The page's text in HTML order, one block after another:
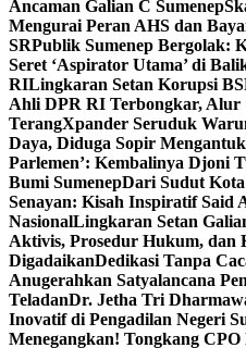
Ancaman Galian C Sumenep
Mengurai Peran AHS dan
SRPublik Sumenep Bergolak:
Seret ‘Aspirator Utama’ di
RILingkaran Setan Korupsi
Ahli DPR RI Terbongkar, Alur
TerangXpander Seruduk
Daya, Diduga Sopir
Parlemen’: Kembalinya Djoni
Bumi SumenepDari Sudut
Senayan: Kisah Inspiratif Said
NasionalLingkaran Setan
Aktivis, Prosedur Hukum, dan
DigadaikanDedikasi Tanpa
Anugerahkan Satyalancana
TeladanDr. Jetha Tri
Inovatif di Pengadilan Negeri
Menegangkan! Tongkang